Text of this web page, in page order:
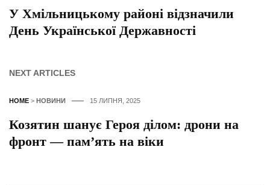
У Хмільницькому районі відзначили
День Української Державності
NEXT ARTICLES
HOME > НОВИНИ 15 ЛИПНЯ, 2025
Козятин шанує Героя ділом: дрони на
фронт — памʼять на віки